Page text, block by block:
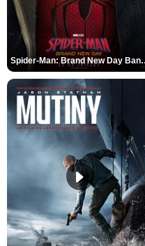
Spider-Man: